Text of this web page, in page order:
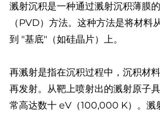
溅射沉积是一种通过溅射沉积薄膜
（PVD）方法。这种方法是将材料
到 "基底"（如硅晶片）上。
再溅射是指在沉积过程中，沉积材
再发射。从靶上喷射出的溅射原子
常高达数十 eV（100,000 K）。溅